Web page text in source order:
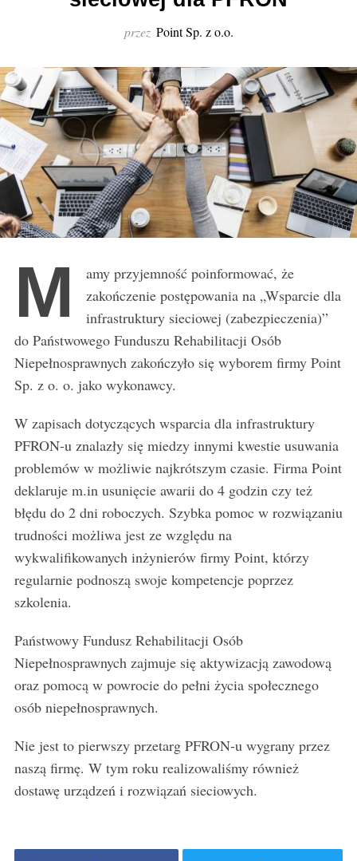
r
przez Point Sp. z o.o.
M
amy przyjemność poinformować, że
zakończenie postępowania na „Wsparcie dla
infrastruktury sieciowej (zabezpieczenia)”
do Państwowego Funduszu Rehabilitacji Osób
Niepełnosprawnych zakończyło się wyborem firmy Point
Sp. z o. o. jako wykonawcy.
W zapisach dotyczących wsparcia dla infrastruktury
PFRON-u znalazły się miedzy innymi kwestie usuwania
problemów w możliwie najkrótszym czasie. Firma Point
deklaruje m.in usunięcie awarii do 4 godzin czy też
błędu do 2 dni roboczych. Szybka pomoc w rozwiązaniu
trudności możliwa jest ze względu na
wykwalifikowanych inżynierów firmy Point, którzy
regularnie podnoszą swoje kompetencje poprzez
szkolenia.
Państwowy Fundusz Rehabilitacji Osób
Niepełnosprawnych zajmuje się aktywizacją zawodową
oraz pomocą w powrocie do pełni życia społecznego
osób niepełnosprawnych.
Nie jest to pierwszy przetarg PFRON-u wygrany przez
naszą firmę. W tym roku realizowaliśmy również
dostawę urządzeń i rozwiązań sieciowych.
S
e